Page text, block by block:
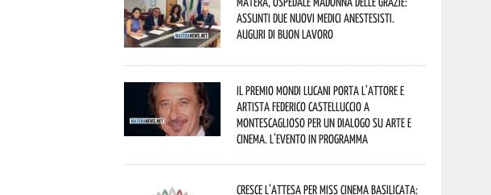
assunti due nuovi medici anestesisti.
Auguri di buon lavoro
Il Premio Mondi Lucani porta l’attore e
artista Federico Castelluccio a
Montescaglioso per un dialogo su arte e
cinema. L’evento in programma
Cresce l’attesa per Miss Cinema Basilicata: